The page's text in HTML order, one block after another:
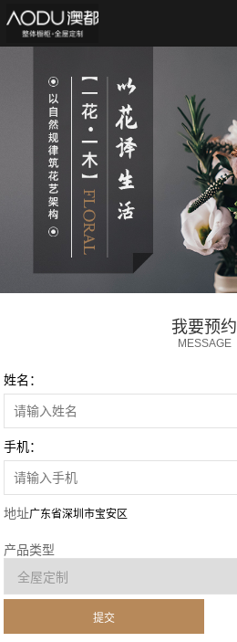
我要预约
MESSAGE
姓名：
手机：
地址广东省深圳市宝安区
产品类型